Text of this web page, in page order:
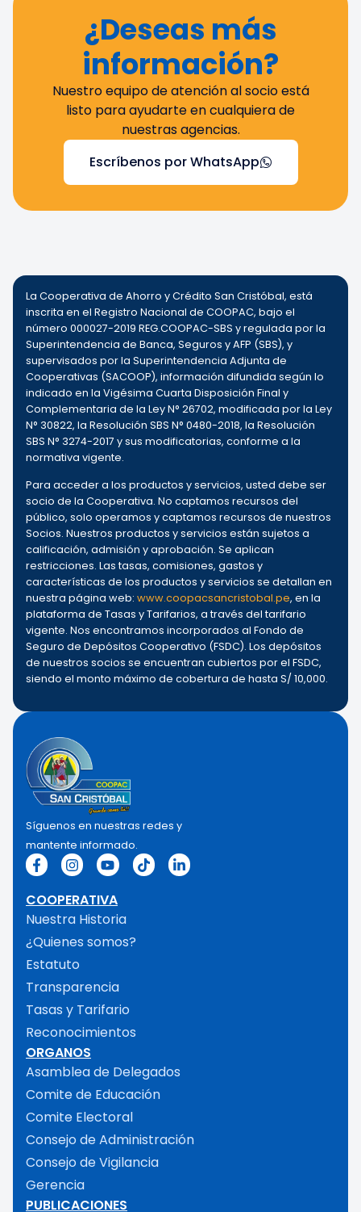
¿Deseas más
información?
Nuestro equipo de atención al socio está
listo para ayudarte en cualquiera de
nuestras agencias.
Escríbenos por WhatsApp
La Cooperativa de Ahorro y Crédito San Cristóbal, está
inscrita en el Registro Nacional de COOPAC, bajo el
número 000027-2019 REG.COOPAC-SBS y regulada por la
Superintendencia de Banca, Seguros y AFP (SBS), y
supervisados por la Superintendencia Adjunta de
Cooperativas (SACOOP), información difundida según lo
indicado en la Vigésima Cuarta Disposición Final y
Complementaria de la Ley N° 26702, modificada por la Ley
N° 30822, la Resolución SBS N° 0480-2018, la Resolución
SBS N° 3274-2017 y sus modificatorias, conforme a la
normativa vigente.
Para acceder a los productos y servicios, usted debe ser
socio de la Cooperativa. No captamos recursos del
público, solo operamos y captamos recursos de nuestros
Socios. Nuestros productos y servicios están sujetos a
calificación, admisión y aprobación. Se aplican
restricciones. Las tasas, comisiones, gastos y
características de los productos y servicios se detallan en
nuestra página web: www.coopacsancristobal.pe, en la
plataforma de Tasas y Tarifarios, a través del tarifario
vigente. Nos encontramos incorporados al Fondo de
Seguro de Depósitos Cooperativo (FSDC). Los depósitos
de nuestros socios se encuentran cubiertos por el FSDC,
siendo el monto máximo de cobertura de hasta S/ 10,000.
Síguenos en nuestras redes y
mantente informado.
COOPERATIVA
Nuestra Historia
¿Quienes somos?
Estatuto
Transparencia
Tasas y Tarifario
Reconocimientos
ORGANOS
Asamblea de Delegados
Comite de Educación
Comite Electoral
Consejo de Administración
Consejo de Vigilancia
Gerencia
PUBLICACIONES